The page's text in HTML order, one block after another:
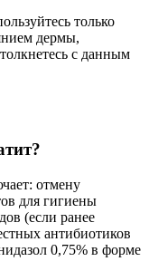
только
дермы,
с данным
отмену
для гигиены
(если ранее
антибиотиков
0,75% в форме